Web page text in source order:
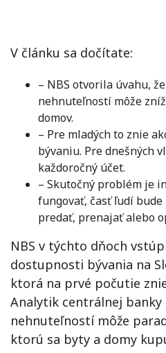
V článku sa dočítate:
– NBS otvorila úvahu,
nehnuteľností môže
domov.
– Pre mladých to znie
bývaniu. Pre dnešných
každoročný účet.
– Skutočný problém je
fungovať, časť ľudí
predať, prenajať alebo
NBS v týchto dňoch
dostupnosti bývania na
ktorá na prvé počutie
Analytik centrálnej banky
nehnuteľností môže
ktorú sa byty a domy